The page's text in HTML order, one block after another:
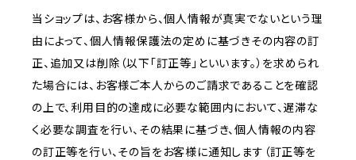
当ショップは、お客様から、個人情報が真実でないという理
由によって、個人情報保護法の定めに基づきその内容の訂
正、追加又は削除（以下「訂正等」といいます。）を求められ
た場合には、お客様ご本人からのご請求であることを確認
の上で、利用目的の達成に必要な範囲内において、遅滞な
く必要な調査を行い、その結果に基づき、個人情報の内容
の訂正等を行い、その旨をお客様に通知します（訂正等を